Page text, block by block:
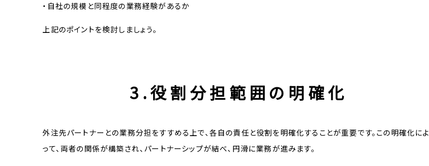
・自社の規模と同程度の業務経験があるか
上記のポイントを検討しましょう。
3.役割分担範囲の明確化
外注先パートナーとの業務分担をすすめる上で、各自の責任と役割を明確化することが重要です。この明確化によ
って、両者の関係が構築され、パートナーシップが結べ、円滑に業務が進みます。